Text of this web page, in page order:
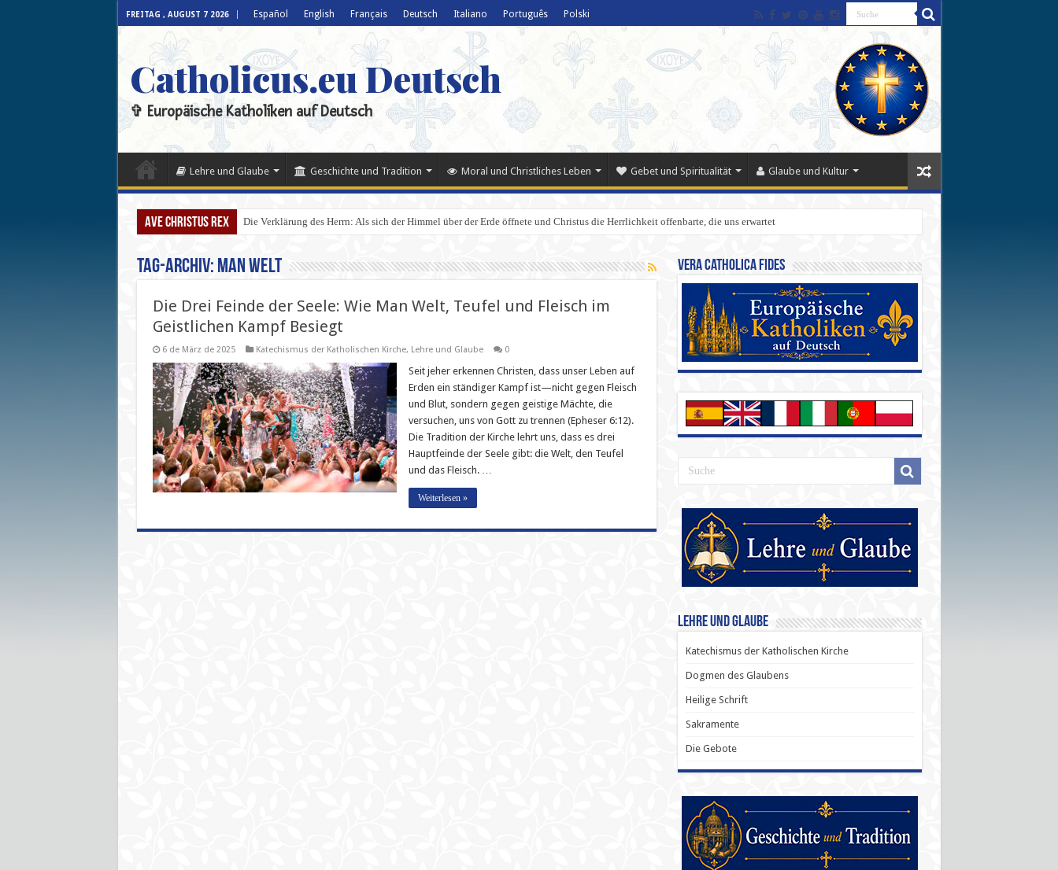
FREITAG , AUGUST 7 2026 Español English Français Deutsch Italiano Português Polski
Catholicus.eu Deutsch
✞ Europäische Katholiken auf Deutsch
Lehre und Glaube Geschichte und Tradition Moral und Christliches Leben Gebet und Spiritualität Glaube und Kultur
Ave Christus Rex Die Verklärung des Herrn: Als sich der Himmel über der Erde öffnete und Christus die Herrlichkeit offenbarte, die uns erwartet
Tag-Archiv: Man Welt
Die Drei Feinde der Seele: Wie Man Welt, Teufel und Fleisch im
Geistlichen Kampf Besiegt
6 de März de 2025 Katechismus der Katholischen Kirche, Lehre und Glaube 0
Seit jeher erkennen Christen, dass unser Leben auf
Erden ein ständiger Kampf ist—nicht gegen Fleisch
und Blut, sondern gegen geistige Mächte, die
versuchen, uns von Gott zu trennen (Epheser 6:12).
Die Tradition der Kirche lehrt uns, dass es drei
Hauptfeinde der Seele gibt: die Welt, den Teufel
und das Fleisch. …
Weiterlesen »
Vera Catholica Fides
Lehre und Glaube
Katechismus der Katholischen Kirche
Dogmen des Glaubens
Heilige Schrift
Sakramente
Die Gebote